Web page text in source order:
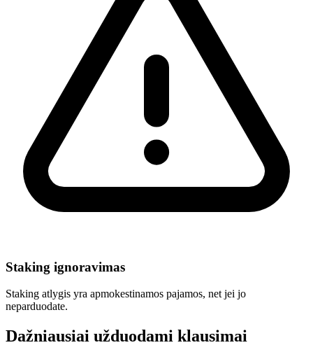
Staking ignoravimas
Staking atlygis yra apmokestinamos pajamos, net jei jo
neparduodate.
Dažniausiai užduodami klausimai